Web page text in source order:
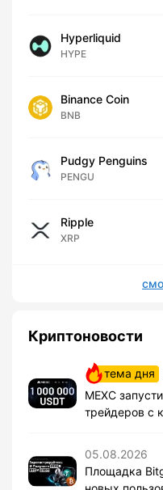
Hyperliquid
HYPE
Binance Coin
BNB
Pudgy Penguins
PENGU
Ripple
XRP
Криптоновости
тема дня
MEXC
трейдеров с
05.08.2026
Площадка